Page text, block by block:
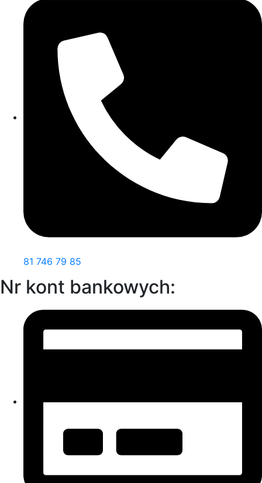
81 746 79 85
Nr kont bankowych: